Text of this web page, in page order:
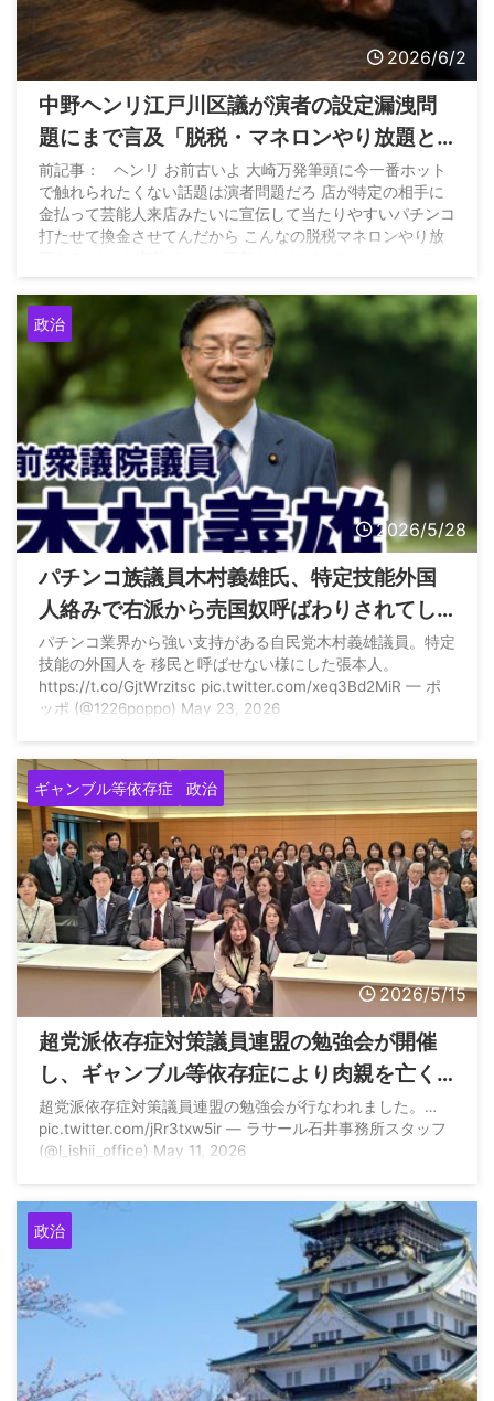
2026/6/2
中野ヘンリ江戸川区議が演者の設定漏洩問
題にまで言及「脱税・マネロンやり放題と
いう見方はわかりますが、業界のイメージ
問題を語る上では、こうした実態も含めて
冷静に議論していく必要がある」
前記事： ヘンリ お前古いよ 大崎万発筆頭に今一番ホット
で触れられたくない話題は演者問題だろ 店が特定の相手に
金払って芸能人来店みたいに宣伝して当たりやすいパチンコ
打たせて換金させてんだから こんなの脱税マネロンやり放
政治
2026/5/28
パチンコ族議員木村義雄氏、特定技能外国
人絡みで右派から売国奴呼ばわりされてし
まう
パチンコ業界から強い支持がある自民党木村義雄議員。特定
技能の外国人を 移民と呼ばせない様にした張本人。
https://t.co/GjtWrzitsc pic.twitter.com/xeq3Bd2MiR — ポ
ッポ (@1226poppo) May 23, 2026
ギャンブル等依存症 政治
2026/5/15
超党派依存症対策議員連盟の勉強会が開催
し、ギャンブル等依存症により肉親を亡く
された自死遺族会の方が登壇
超党派依存症対策議員連盟の勉強会が行なわれました。…
pic.twitter.com/jRr3txw5ir — ラサール石井事務所スタッフ
(@l_ishii_office) May 11, 2026
政治